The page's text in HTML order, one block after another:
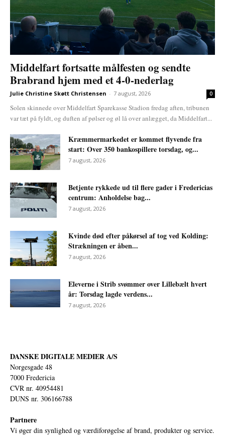
Middelfart fortsatte målfesten og sendte
Brabrand hjem med et 4-0-nederlag
Julie Christine Skøtt Christensen - 7 august, 2026 0
Solen skinnede over Middelfart Sparekasse Stadion fredag aften, tribunen
var tæt på fyldt, og duften af pølser og øl lå over anlægget, da Middelfart...
Kræmmermarkedet er kommet flyvende fra
start: Over 350 bankospillere torsdag, og...
7 august, 2026
Betjente rykkede ud til flere gader i Fredericias
centrum: Anholdelse bag...
7 august, 2026
Kvinde død efter påkørsel af tog ved Kolding:
Strækningen er åben...
7 august, 2026
Eleverne i Strib svømmer over Lillebælt hvert
år: Torsdag lagde verdens...
7 august, 2026
DANSKE DIGITALE MEDIER A/S
Norgesgade 48
7000 Fredericia
CVR nr. 40954481
DUNS nr. 306166788
Partnere
Vi øger din synlighed og værdiforøgelse af brand, produkter og service.